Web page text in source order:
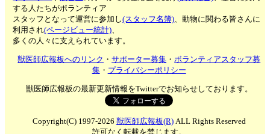
する人たちがボランティア
スタッフとなって運営に参加し(スタッフ名簿)、動物に関わる皆さんに
利用され(ページビュー統計)、
多くの人々に支えられています。
獣医師広報板へのリンク ・サポーター募集 ・ボランティアスタッフ募
集・ プライバシーポリシー
獣医師広報板の最新更新情報をTwitterでお知らせしております。
Copyright(C) 1997-2026 獣医師広報板(R)ALL Rights Reserved
許可なく転載を禁じます。